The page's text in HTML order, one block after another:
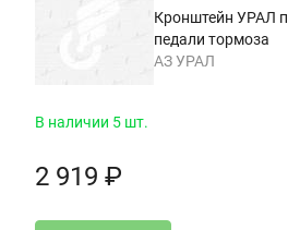
Кронштейн УРАЛ
педали тормоза
АЗ УРАЛ
В наличии 5 шт.
2 919 ₽